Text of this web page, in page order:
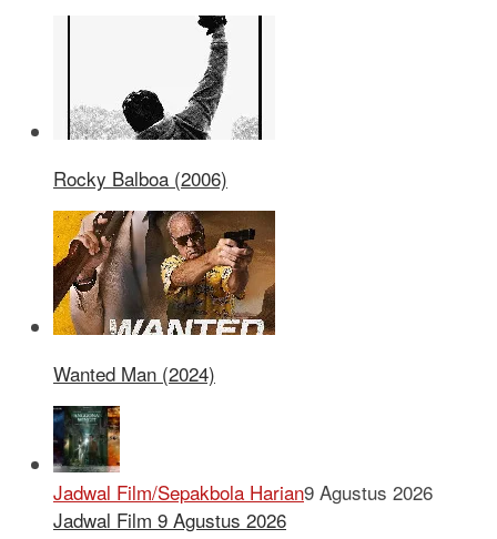
Rocky Balboa (2006)
Wanted Man (2024)
Jadwal Film/Sepakbola Harian9 Agustus 2026
Jadwal Film 9 Agustus 2026